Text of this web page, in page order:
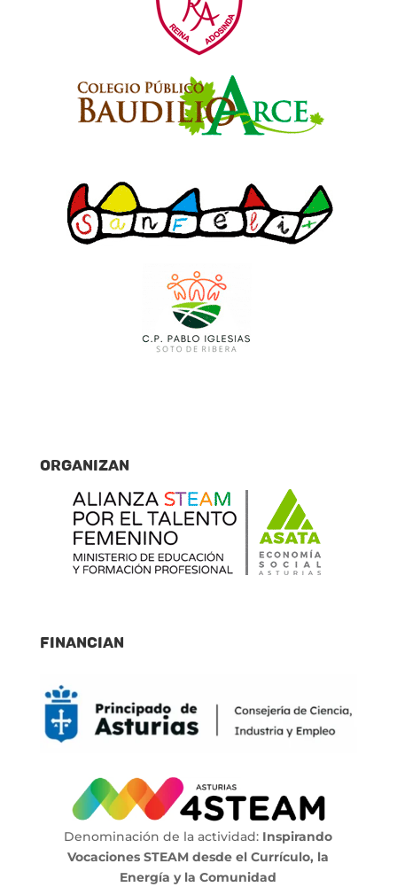
Organizan
Financian
Denominación de la actividad: Inspirando
Vocaciones STEAM desde el Currículo, la
Energía y la Comunidad